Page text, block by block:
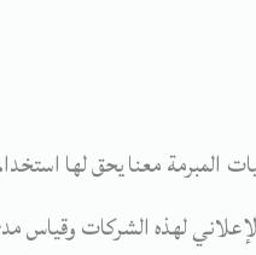
المبرمة معنا يحق لها
لهذه الشركات وقياس